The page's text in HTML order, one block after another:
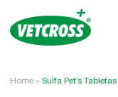
Home »Sulfa Pet’s Tabletas